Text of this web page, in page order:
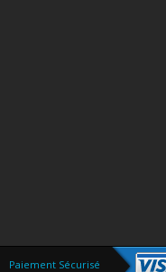
Paiement Sécurisé